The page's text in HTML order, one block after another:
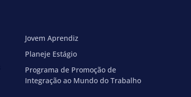
Jovem Aprendiz
Planeje Estágio
Programa de Promoção de
Integração ao Mundo do Trabalho